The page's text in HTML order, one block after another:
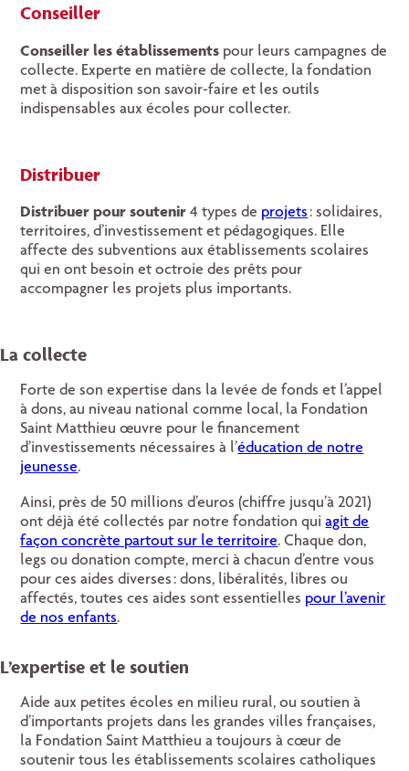
Conseiller
Conseiller les établissements pour leurs campagnes de
collecte. Experte en matière de collecte, la fondation
met à disposition son savoir-faire et les outils
indispensables aux écoles pour collecter.
Distribuer
Distribuer pour soutenir 4 types de projets: solidaires,
territoires, d’investissement et pédagogiques. Elle
affecte des subventions aux établissements scolaires
qui en ont besoin et octroie des prêts pour
accompagner les projets plus importants.
La collecte
Forte de son expertise dans la levée de fonds et l’appel
à dons, au niveau national comme local, la Fondation
Saint Matthieu œuvre pour le financement
d’investissements nécessaires à l’éducation de notre
jeunesse.
Ainsi, près de 50 millions d’euros (chiffre jusqu’à 2021)
ont déjà été collectés par notre fondation quiagit de
façon concrète partout sur le territoire. Chaque don,
legs ou donation compte, merci à chacun d’entre vous
pour ces aides diverses : dons, libéralités, libres ou
affectés, toutes ces aides sont essentielles pour l’avenir
de nos enfants.
L’expertise et le soutien
Aide aux petites écoles en milieu rural, ou soutien à
d’importants projets dans les grandes villes françaises,
la Fondation Saint Matthieu a toujours à cœur de
soutenir tous les établissements scolaires catholiques